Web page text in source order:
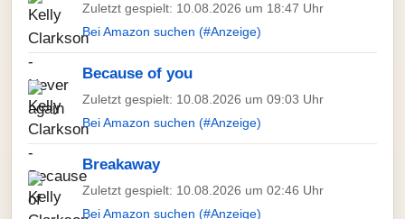
Zuletzt gespielt: 10.08.2026 um 18:47 Uhr
Bei Amazon suchen (#Anzeige)
Because of you
Zuletzt gespielt: 10.08.2026 um 09:03 Uhr
Bei Amazon suchen (#Anzeige)
Breakaway
Zuletzt gespielt: 10.08.2026 um 02:46 Uhr
Bei Amazon suchen (#Anzeige)